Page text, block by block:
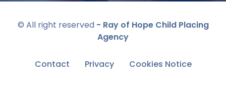
© All right reserved - Ray of Hope Child Placing
Agency
Contact Privacy Cookies Notice